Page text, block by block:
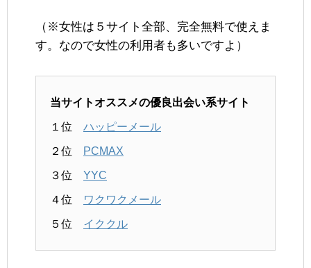
（※女性は５サイト全部、完全無料で使えま
す。なので女性の利用者も多いですよ）
当サイトオススメの優良出会い系サイト
１位 ハッピーメール
２位 PCMAX
３位 YYC
４位 ワクワクメール
５位 イククル